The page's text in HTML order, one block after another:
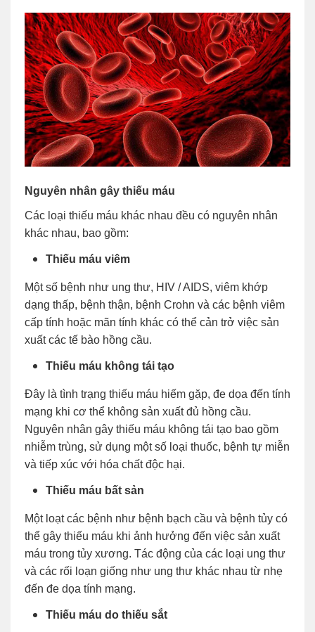
Nguyên nhân gây thiếu máu
Các loại thiếu máu khác nhau đều có nguyên nhân
khác nhau, bao gồm:
Thiếu máu viêm
Một số bệnh như ung thư, HIV / AIDS, viêm khớp
dạng thấp, bệnh thận, bệnh Crohn và các bệnh viêm
cấp tính hoặc mãn tính khác có thể cản trở việc sản
xuất các tế bào hồng cầu.
Thiếu máu không tái tạo
Đây là tình trạng thiếu máu hiếm gặp, đe dọa đến tính
mạng khi cơ thể không sản xuất đủ hồng cầu.
Nguyên nhân gây thiếu máu không tái tạo bao gồm
nhiễm trùng, sử dụng một số loại thuốc, bệnh tự miễn
và tiếp xúc với hóa chất độc hại.
Thiếu máu bất sản
Một loạt các bệnh như bệnh bạch cầu và bệnh tủy có
thể gây thiếu máu khi ảnh hưởng đến việc sản xuất
máu trong tủy xương. Tác động của các loại ung thư
và các rối loạn giống như ung thư khác nhau từ nhẹ
đến đe dọa tính mạng.
Thiếu máu do thiếu sắt